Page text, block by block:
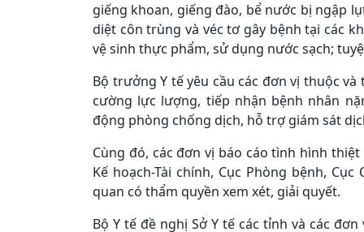
giếng khoan, giếng đào, bể nước bị ngập
diệt côn trùng và véc tơ gây bệnh tại các
vệ sinh thực phẩm, sử dụng nước sạch;
Bộ trưởng Y tế yêu cầu các đơn vị thuộc
cường lực lượng, tiếp nhận bệnh nhân
động phòng chống dịch, hỗ trợ giám sát
Cùng đó, các đơn vị báo cáo tình hình
Kế hoạch-Tài chính, Cục Phòng bệnh,
quan có thẩm quyền xem xét, giải quyết.
Bộ Y tế đề nghị Sở Y tế các tỉnh và các